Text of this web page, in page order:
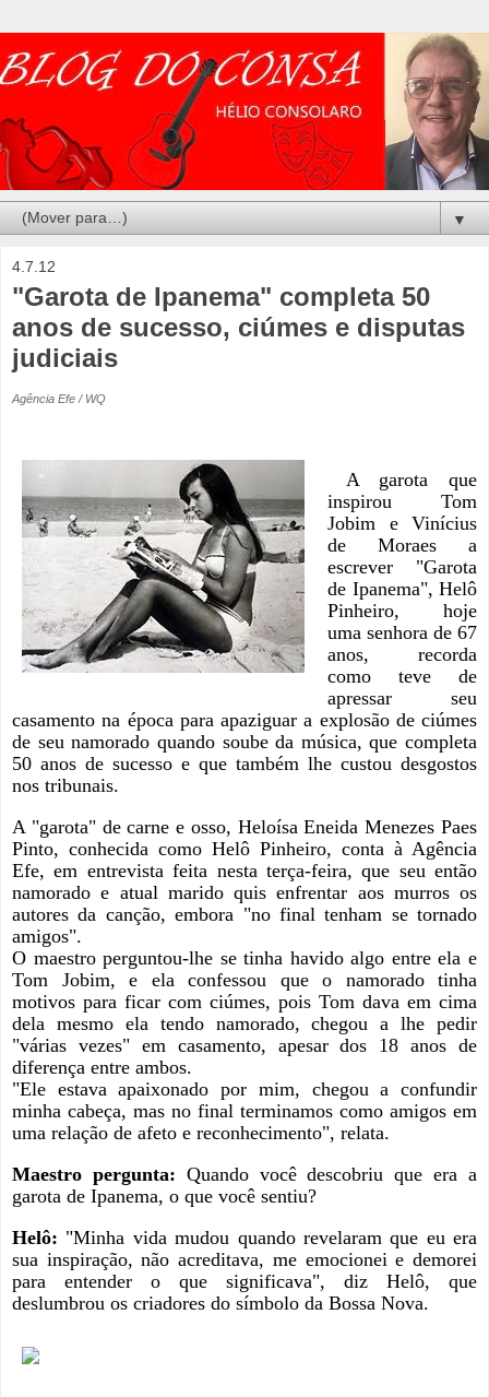
▼
4.7.12
"Garota de Ipanema" completa 50
anos de sucesso, ciúmes e disputas
judiciais
Agência Efe / WQ
A garota que
inspirou Tom
Jobim e Vinícius
de Moraes a
escrever "Garota
de Ipanema", Helô
Pinheiro, hoje
uma senhora de 67
anos, recorda
como teve de
apressar seu
casamento na época para apaziguar a explosão de ciúmes
de seu namorado quando soube da música, que completa
50 anos de sucesso e que também lhe custou desgostos
nos tribunais.
A "garota" de carne e osso, Heloísa Eneida Menezes Paes
Pinto, conhecida como Helô Pinheiro, conta à Agência
Efe, em entrevista feita nesta terça-feira, que seu então
namorado e atual marido quis enfrentar aos murros os
autores da canção, embora "no final tenham se tornado
amigos".
O maestro perguntou-lhe se tinha havido algo entre ela e
Tom Jobim, e ela confessou que o namorado tinha
motivos para ficar com ciúmes, pois Tom dava em cima
dela mesmo ela tendo namorado, chegou a lhe pedir
"várias vezes" em casamento, apesar dos 18 anos de
diferença entre ambos.
"Ele estava apaixonado por mim, chegou a confundir
minha cabeça, mas no final terminamos como amigos em
uma relação de afeto e reconhecimento", relata.
Maestro pergunta: Quando você descobriu que era a
garota de Ipanema, o que você sentiu?
Helô: "Minha vida mudou quando revelaram que eu era
sua inspiração, não acreditava, me emocionei e demorei
para entender o que significava", diz Helô, que
deslumbrou os criadores do símbolo da Bossa Nova.